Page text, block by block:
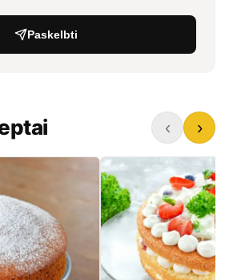
Paskelbti
‹ ›
be kiaušinių
Paruošimas:
Gaminimas:
Biskvitinis
600
40